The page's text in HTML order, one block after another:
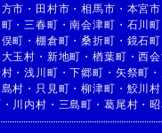
市 ・ 田村市 ・相馬市 ・ 本宮市
・ 三春町 ・南会津町 ・ 石川町
俣町 ・棚倉町 ・桑折町 ・ 鏡石町
大玉村 ・ 新地町 ・楢葉町 ・西
・浅川町 ・下郷町 ・ 矢祭町 ・
村 ・ 只見町 ・柳津町 ・ 鮫川村
・ 川内村 ・ 三島町 ・ 葛尾村 ・